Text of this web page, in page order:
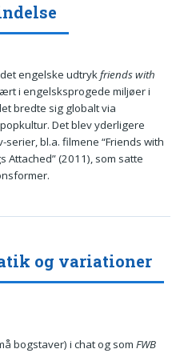
engelske udtrykfriends with
i engelsksprogede miljøer i
bredte sig globalt via
Det blev yderligere
bl.a. filmene “Friends with
Attached” (2011), som satte
og variationer
bogstaver) i chat og som FWB